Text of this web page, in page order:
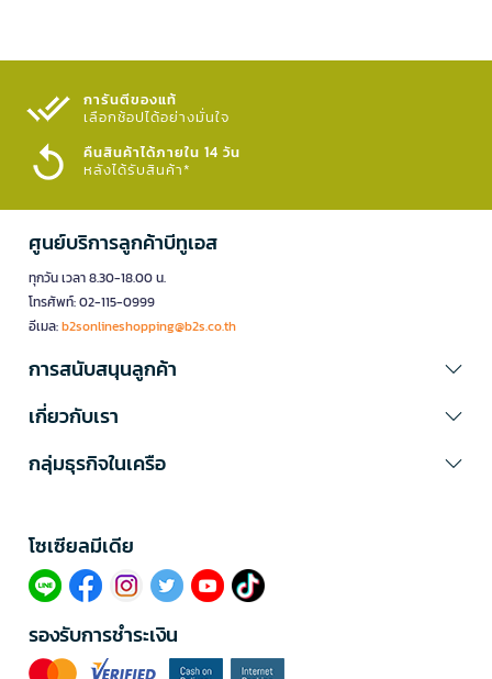
การันตีของแท้
เลือกช้อปได้อย่างมั่นใจ​
คืนสินค้าได้ภายใน 14 วัน
หลังได้รับสินค้า*
ศูนย์บริการลูกค้าบีทูเอส
ทุกวัน เวลา 8.30-18.00 น.
โทรศัพท์: 02-115-0999
อีเมล:b2sonlineshopping@b2s.co.th
การสนับสนุนลูกค้า
เกี่ยวกับเรา
กลุ่มธุรกิจในเครือ
โซเซียลมีเดีย​
รองรับการชำระเงิน